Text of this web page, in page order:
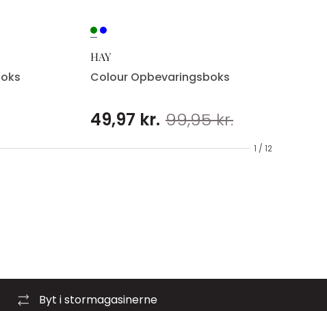
1 / 12
HAY
Colour Opbevaringsboks
49,97 kr. 99,95 kr.
Byt i stormagasinerne